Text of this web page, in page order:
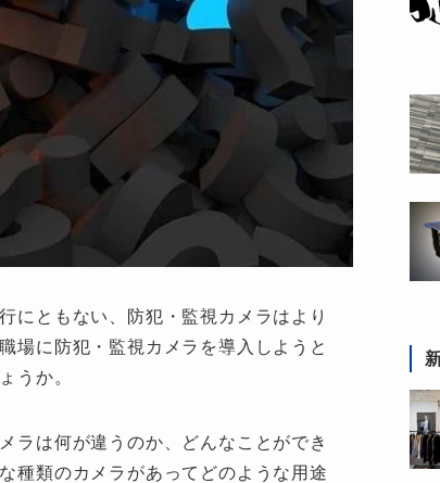
にともない、防犯・監視カメラはより
場に防犯・監視カメラを導入しようと
うか。
ラは何が違うのか、どんなことができ
種類のカメラがあってどのような用途